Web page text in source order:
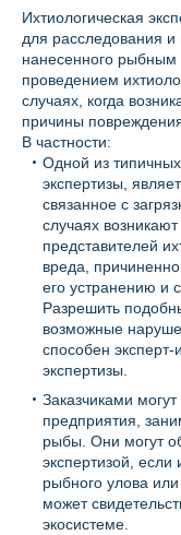
Ихтиологическая
для расследования
нанесенного рыбным
проведением
случаях, когда
причины
В частности:
Одной из
экспертизы,
связанное с
случаях
представителей
вреда,
его устранению и
Разрешить
возможные
способен
экспертизы.
Заказчиками
предприятия,
рыбы. Они могут
экспертизой,
рыбного улова
может
экосистеме.